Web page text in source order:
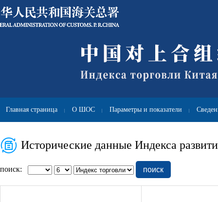
Главная страница О ШОС Параметры и показатели
Исторические данные Индекса
поиск: поиск